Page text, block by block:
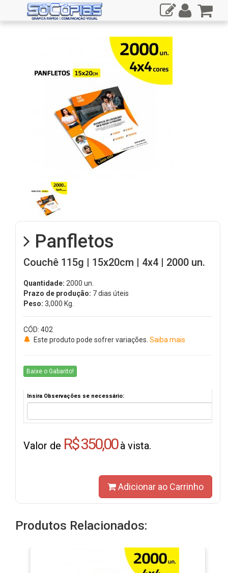
Panfletos
Couchê 115g | 15x20cm | 4x4 | 2000 un.
Quantidade: 2000 un.
Prazo de produção: 7 dias úteis
Peso: 3,000 Kg.
CÓD: 402
Este produto pode sofrer variações. Saiba mais
Baixe o Gabarito!
Insira Observações se necessário:
Valor de R$ 350,00à vista.
Adicionar ao Carrinho
Produtos Relacionados: